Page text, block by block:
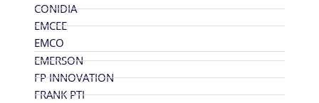
CONIDIA
EMCEE
EMCO
EMERSON
FP INNOVATION
FRANK PTI